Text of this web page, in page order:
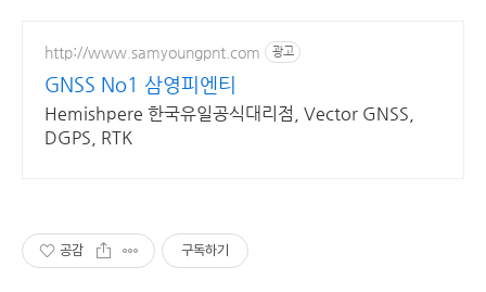
http://www.samyoungpnt.com 광고
GNSS No1 삼영피엔티
Hemishpere 한국유일공식대리점, Vector GNSS,
DGPS, RTK
공감 구독하기